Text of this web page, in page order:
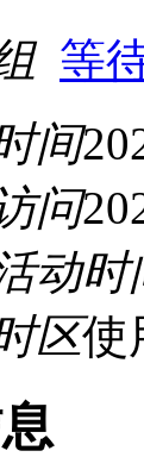
等
间
问
动时
区使